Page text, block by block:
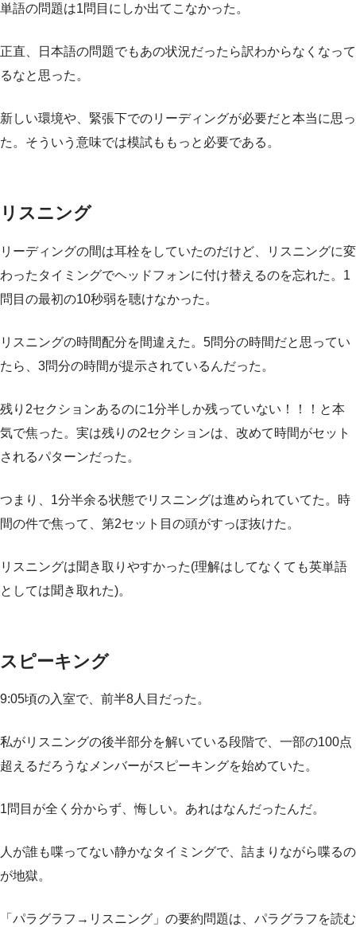
単語の問題は1問目にしか出てこなかった。
正直、日本語の問題でもあの状況だったら訳わからなくなって
るなと思った。
新しい環境や、緊張下でのリーディングが必要だと本当に思っ
た。そういう意味では模試ももっと必要である。
リスニング
リーディングの間は耳栓をしていたのだけど、リスニングに変
わったタイミングでヘッドフォンに付け替えるのを忘れた。1
問目の最初の10秒弱を聴けなかった。
リスニングの時間配分を間違えた。5問分の時間だと思ってい
たら、3問分の時間が提示されているんだった。
残り2セクションあるのに1分半しか残っていない！！！と本
気で焦った。実は残りの2セクションは、改めて時間がセット
されるパターンだった。
つまり、1分半余る状態でリスニングは進められていてた。時
間の件で焦って、第2セット目の頭がすっぽ抜けた。
リスニングは聞き取りやすかった(理解はしてなくても英単語
としては聞き取れた)。
スピーキング
9:05頃の入室で、前半8人目だった。
私がリスニングの後半部分を解いている段階で、一部の100点
超えるだろうなメンバーがスピーキングを始めていた。
1問目が全く分からず、悔しい。あれはなんだったんだ。
人が誰も喋ってない静かなタイミングで、詰まりながら喋るの
が地獄。
「パラグラフ→リスニング」の要約問題は、パラグラフを読む